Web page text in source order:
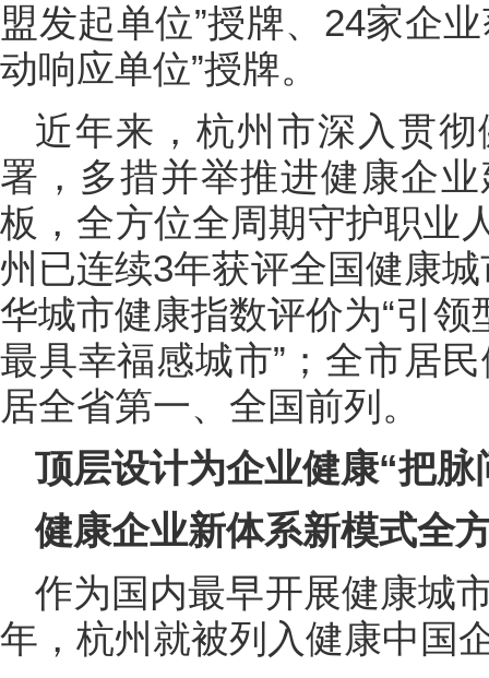
盟发起单位”授牌、24家企
动响应单位”授牌。
近年来，杭州市深入贯
署，多措并举推进健康企
板，全方位全周期守护职业
州已连续3年获评全国健康
华城市健康指数评价为“引领
最具幸福感城市”；全市居
居全省第一、全国前列。
顶层设计为企业健康“把脉
健康企业新体系新模式全
作为国内最早开展健康城
年，杭州就被列入健康中国